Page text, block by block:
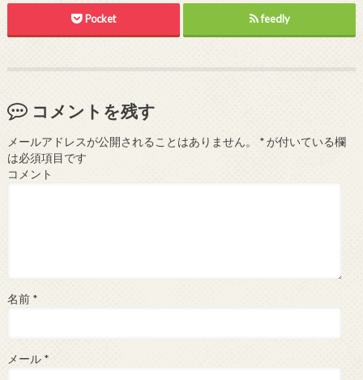
Pocket feedly
コメントを残す
メールアドレスが公開されることはありません。 *が付いている欄
は必須項目です
コメント
名前 *
メール *